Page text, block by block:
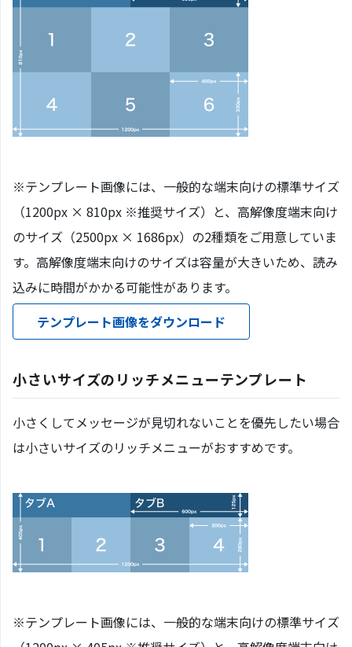
※テンプレート画像には、一般的な端末向けの標準サイズ
（1200px × 810px ※推奨サイズ）と、高解像度端末向け
のサイズ（2500px × 1686px）の2種類をご用意していま
す。高解像度端末向けのサイズは容量が大きいため、読み
込みに時間がかかる可能性があります。
テンプレート画像をダウンロード
小さいサイズのリッチメニューテンプレート
小さくしてメッセージが見切れないことを優先したい場合
は小さいサイズのリッチメニューがおすすめです。
※テンプレート画像には、一般的な端末向けの標準サイズ